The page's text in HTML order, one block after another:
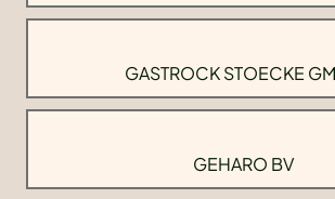
GASTROCK STOECKE
GEHARO BV